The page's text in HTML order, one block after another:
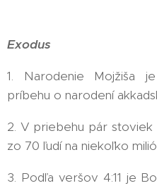
Exodus
1. Narodenie Mojžiša
príbehu o narodení
2. V priebehu pár stoviek
zo 70 ľudí na niekoľko
3. Podľa veršov 4:11 je